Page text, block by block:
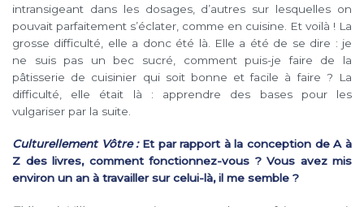
intransigeant dans les dosages, d’autres sur lesquelles on
pouvait parfaitement s’éclater, comme en cuisine. Et voilà ! La
grosse difficulté, elle a donc été là. Elle a été de se dire : je
ne suis pas un bec sucré, comment puis-je faire de la
pâtisserie de cuisinier qui soit bonne et facile à faire ? La
difficulté, elle était là : apprendre des bases pour les
vulgariser par la suite.
Culturellement Vôtre :Et par rapport à la conception de A à
Z des livres, comment fonctionnez-vous ? Vous avez mis
environ un an à travailler sur celui-là, il me semble ?